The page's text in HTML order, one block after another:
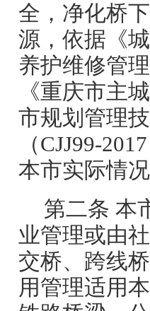
全，净化桥
源，依据《
养护维修管
《重庆市主
市规划管理
（CJJ99-
本市实际情
第二条 本
业管理或由
交桥、跨线
用管理适用